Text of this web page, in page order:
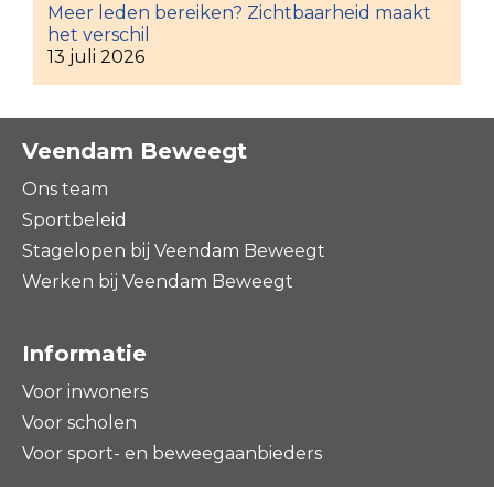
Meer leden bereiken? Zichtbaarheid maakt
het verschil
13 juli 2026
Veendam Beweegt
Ons team
Sportbeleid
Stagelopen bij Veendam Beweegt
Werken bij Veendam Beweegt
Informatie
Voor inwoners
Voor scholen
Voor sport- en beweegaanbieders